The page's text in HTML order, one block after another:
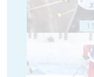
11